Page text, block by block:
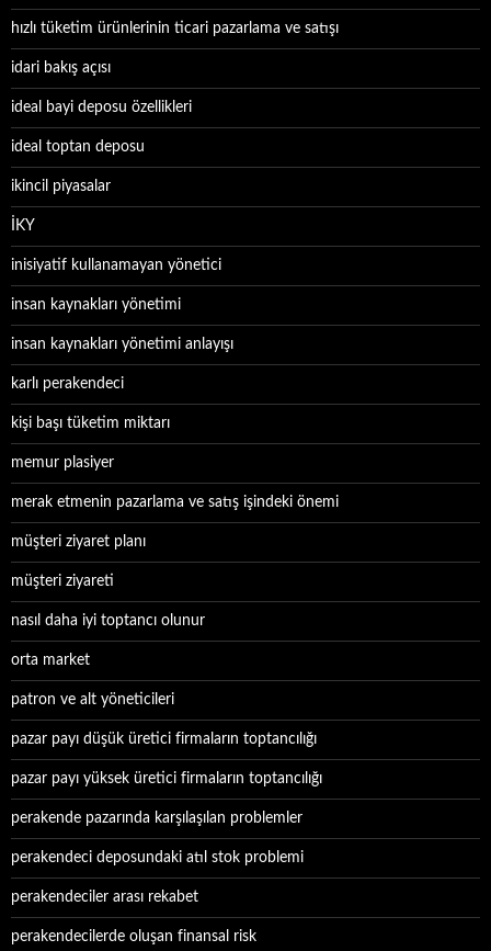
hızlı tüketim ürünlerinin ticari pazarlama ve satışı
idari bakış açısı
ideal bayi deposu özellikleri
ideal toptan deposu
ikincil piyasalar
İKY
inisiyatif kullanamayan yönetici
insan kaynakları yönetimi
insan kaynakları yönetimi anlayışı
karlı perakendeci
kişi başı tüketim miktarı
memur plasiyer
merak etmenin pazarlama ve satış işindeki önemi
müşteri ziyaret planı
müşteri ziyareti
nasıl daha iyi toptancı olunur
orta market
patron ve alt yöneticileri
pazar payı düşük üretici firmaların toptancılığı
pazar payı yüksek üretici firmaların toptancılığı
perakende pazarında karşılaşılan problemler
perakendeci deposundaki atıl stok problemi
perakendeciler arası rekabet
perakendecilerde oluşan finansal risk